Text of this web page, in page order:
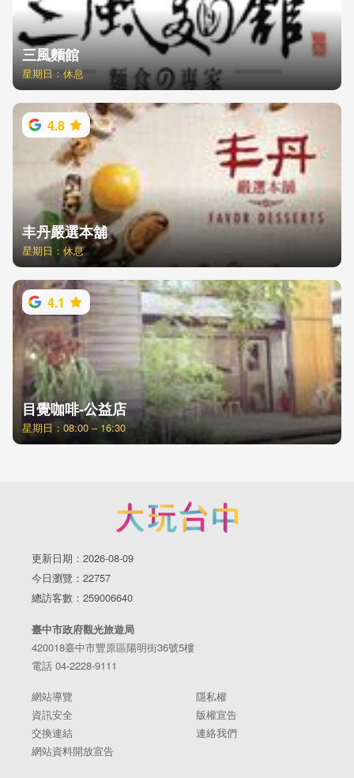
三風麵館
星期日：休息
4.8
丰丹嚴選本舖
星期日：休息
4.1
目覺咖啡-公益店
星期日：08:00 – 16:30
更新日期：2026-08-09
今日瀏覽：22757
總訪客數：259006640
臺中市政府觀光旅遊局
420018臺中市豐原區陽明街36號5樓
電話 04-2228-9111
網站導覽
隱私權
資訊安全
版權宣告
交換連結
連絡我們
網站資料開放宣告